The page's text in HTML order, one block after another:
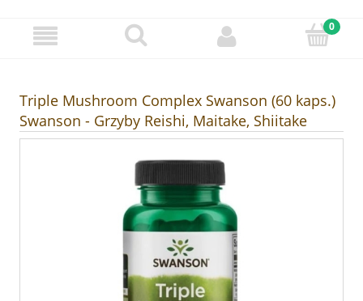
Triple Mushroom Complex Swanson (60 kaps.)
Swanson - Grzyby Reishi, Maitake, Shiitake